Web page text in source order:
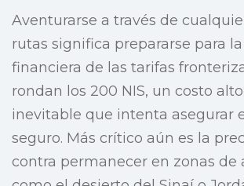
Aventurarse a través de
rutas significa prepararse para
financiera de las tarifas
rondan los 200 NIS, un costo
inevitable que intenta asegurar
seguro. Más crítico aún es la
contra permanecer en zonas de